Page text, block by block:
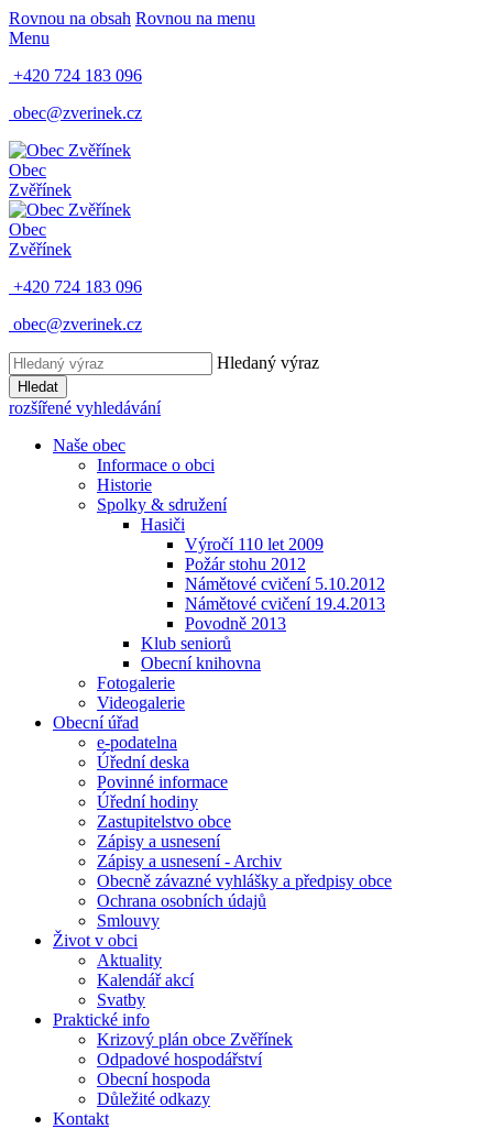
Rovnou na obsah Rovnou na menu
Menu
+420 724 183 096
obec@zverinek.cz
Obec
Zvěřínek
Obec
Zvěřínek
+420 724 183 096
obec@zverinek.cz
Hledaný výraz
Hledat
rozšířené vyhledávání
Naše obec
Informace o obci
Historie
Spolky & sdružení
Hasiči
Výročí 110 let 2009
Požár stohu 2012
Námětové cvičení 5.10.2012
Námětové cvičení 19.4.2013
Povodně 2013
Klub seniorů
Obecní knihovna
Fotogalerie
Videogalerie
Obecní úřad
e-podatelna
Úřední deska
Povinné informace
Úřední hodiny
Zastupitelstvo obce
Zápisy a usnesení
Zápisy a usnesení - Archiv
Obecně závazné vyhlášky a předpisy obce
Ochrana osobních údajů
Smlouvy
Život v obci
Aktuality
Kalendář akcí
Svatby
Praktické info
Krizový plán obce Zvěřínek
Odpadové hospodářství
Obecní hospoda
Důležité odkazy
Kontakt